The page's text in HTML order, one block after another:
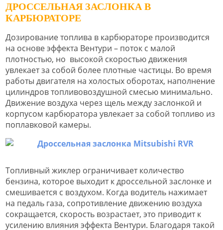
ДРОССЕЛЬНАЯ ЗАСЛОНКА В
КАРБЮРАТОРЕ
Дозирование топлива в карбюраторе производится
на основе эффекта Вентури – поток с малой
плотностью, но высокой скоростью движения
увлекает за собой более плотные частицы. Во время
работы двигателя на холостых оборотах, наполнение
цилиндров топливовоздушной смесью минимально.
Движение воздуха через щель между заслонкой и
корпусом карбюратора увлекает за собой топливо из
поплавковой камеры.
Топливный жиклер ограничивает количество
бензина, которое выходит к дроссельной заслонке и
смешивается с воздухом. Когда водитель нажимает
на педаль газа, сопротивление движению воздуха
сокращается, скорость возрастает, это приводит к
усилению влияния эффекта Вентури. Благодаря такой